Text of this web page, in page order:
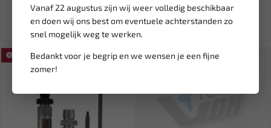
Vanaf 22 augustus zijn wij weer volledig beschikbaar
en doen wij ons best om eventuele achterstanden zo
snel mogelijk weg te werken.
Bedankt voor je begrip en we wensen je een fijne
zomer!
Ex. btw: € 3,76 Ex. btw: € 16,49